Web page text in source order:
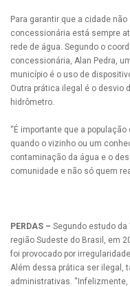
Para garantir que a cidade
concessionária está sempre
rede de água. Segundo o
concessionária, Alan Pedra,
município é o uso de
Outra prática ilegal é o desvio
hidrômetro.
“É importante que a
quando o vizinho ou um
contaminação da água e o
comunidade e não só quem
PERDAS – Segundo estudo
região Sudeste do Brasil, em
foi provocado por
Além dessa prática ser ilegal,
administrativas.